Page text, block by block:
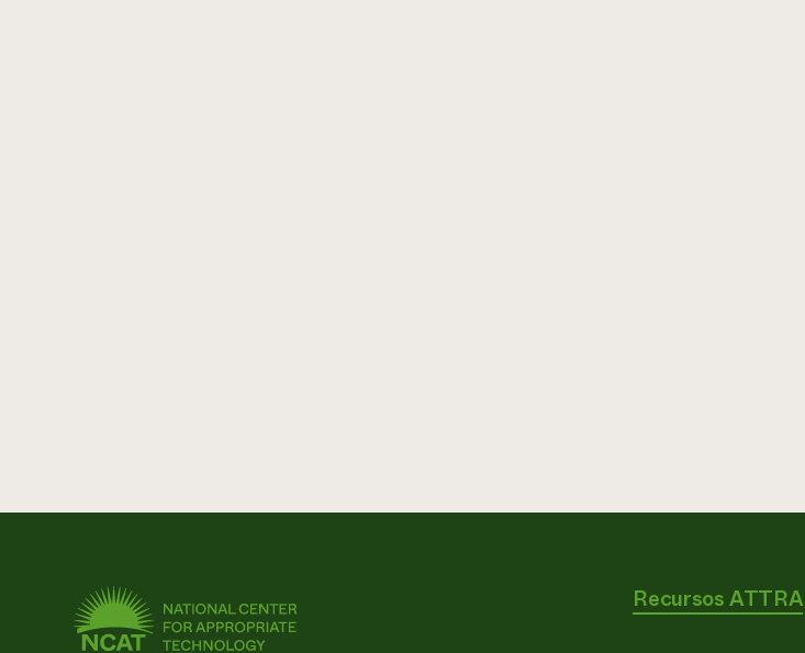
Recursos ATTRA